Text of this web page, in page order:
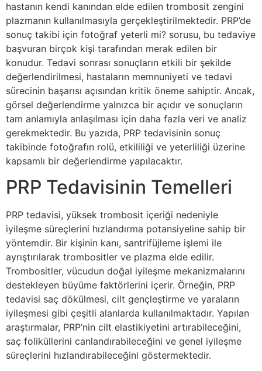
hastanın kendi kanından elde edilen trombosit zengini
plazmanın kullanılmasıyla gerçekleştirilmektedir. PRP’de
sonuç takibi için fotoğraf yeterli mi? sorusu, bu tedaviye
başvuran birçok kişi tarafından merak edilen bir
konudur. Tedavi sonrası sonuçların etkili bir şekilde
değerlendirilmesi, hastaların memnuniyeti ve tedavi
sürecinin başarısı açısından kritik öneme sahiptir. Ancak,
görsel değerlendirme yalnızca bir açıdır ve sonuçların
tam anlamıyla anlaşılması için daha fazla veri ve analiz
gerekmektedir. Bu yazıda, PRP tedavisinin sonuç
takibinde fotoğrafın rolü, etkililiği ve yeterliliği üzerine
kapsamlı bir değerlendirme yapılacaktır.
PRP Tedavisinin Temelleri
PRP tedavisi, yüksek trombosit içeriği nedeniyle
iyileşme süreçlerini hızlandırma potansiyeline sahip bir
yöntemdir. Bir kişinin kanı, santrifüjleme işlemi ile
ayrıştırılarak trombositler ve plazma elde edilir.
Trombositler, vücudun doğal iyileşme mekanizmalarını
destekleyen büyüme faktörlerini içerir. Örneğin, PRP
tedavisi saç dökülmesi, cilt gençleştirme ve yaraların
iyileşmesi gibi çeşitli alanlarda kullanılmaktadır. Yapılan
araştırmalar, PRP’nin cilt elastikiyetini artırabileceğini,
saç foliküllerini canlandırabileceğini ve genel iyileşme
süreçlerini hızlandırabileceğini göstermektedir.